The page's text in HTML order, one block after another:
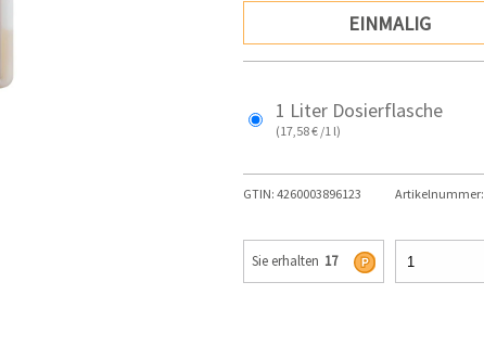
EINMALIG
1 Liter Dosierflasche
(17,58 € /1 l)
GTIN: 4260003896123 Artikelnummer:
Sie erhalten 17